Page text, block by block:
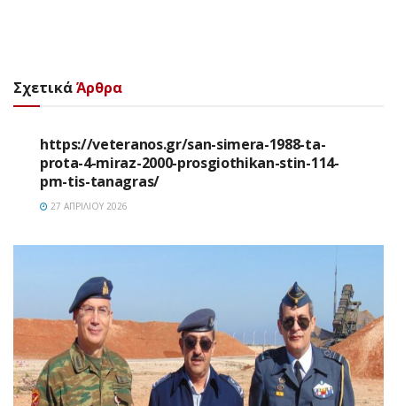
ΣχετικάΆρθρα
https://veteranos.gr/san-simera-1988-ta-
prota-4-miraz-2000-prosgiothikan-stin-114-
pm-tis-tanagras/
27 ΑΠΡΙΛΊΟΥ 2026